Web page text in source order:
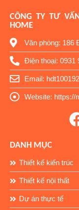
CÔNG TY TƯ
HOME
Văn phòng: 186
Điện thoại: 0931
Email:
Website: https://
DANH MỤC
Thiết kế kiến trúc
Thiết kế nội thất
Dự án thực tế